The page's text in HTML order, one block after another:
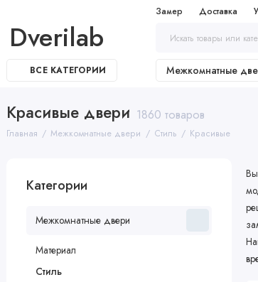
Замер Доставка
Dverilab
ВСЕ КАТЕГОРИИ Межкомнатные
Красивые двери 1860 товаров
Главная Межкомнатные двери Стиль Красивые
Категории
Межкомнатные двери
Материал
Стиль